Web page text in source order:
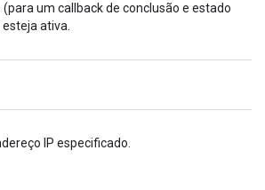
um callback de conclusão e estado
ativa.
IP especificado.